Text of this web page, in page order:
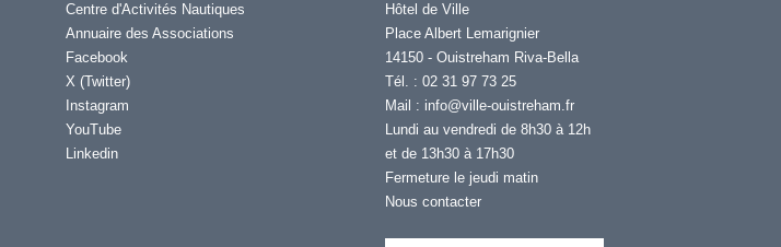
Centre d'Activités Nautiques
Annuaire des Associations
Facebook
X (Twitter)
Instagram
YouTube
Linkedin
Hôtel de Ville
Place Albert Lemarignier
14150 - Ouistreham Riva-Bella
Tél. : 02 31 97 73 25
Mail : info@ville-ouistreham.fr
Lundi au vendredi de 8h30 à 12h
et de 13h30 à 17h30
Fermeture le jeudi matin
Nous contacter